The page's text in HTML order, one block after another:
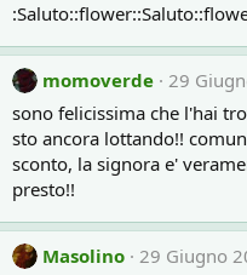
momoverde 29
sono felicissima che l'hai
sto ancora lottando!!
sconto, la signora e'
presto!!
Masolino 29 Giugno